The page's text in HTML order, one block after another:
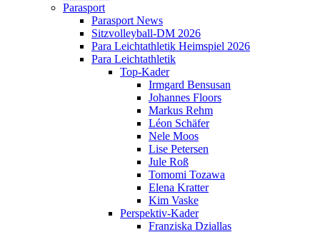
Parasport
Parasport News
Sitzvolleyball-DM 2026
Para Leichtathletik Heimspiel 2026
Para Leichtathletik
Top-Kader
Irmgard Bensusan
Johannes Floors
Markus Rehm
Léon Schäfer
Nele Moos
Lise Petersen
Jule Roß
Tomomi Tozawa
Elena Kratter
Kim Vaske
Perspektiv-Kader
Franziska Dziallas